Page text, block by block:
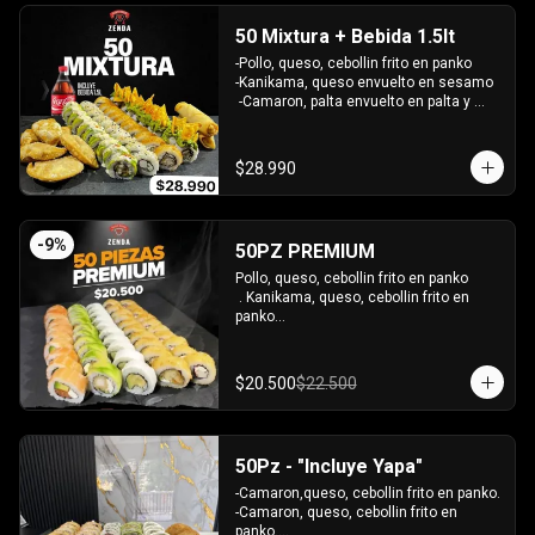
50 Mixtura + Bebida 1.5lt
-Pollo, queso, cebollin frito en panko
-Kanikama, queso envuelto en sesamo
-Camaron, palta envuelto en palta y
guacamole y nachos crocantes
- 5 arrollado primavera -  5 Gyosas
Crocantes.
INCLUYE: 4 SALSAS - 3 PALITOS
$28.990
-9% 50PZ PREMIUM
Pollo, queso, cebollin frito en panko
. Kanikama, queso, cebollin frito en
panko
salmon
- Camaron, queso, cebollin env en
palta.
INCLUYE: 4 SALSAS - 3 PALITOS
$20.500$22.500
50Pz - "Incluye Yapa"
-Camaron,queso, cebollin frito en panko.
-Camaron, queso, cebollin frito en
panko.